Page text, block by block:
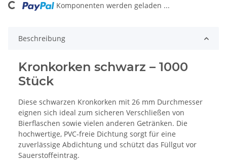
Komponenten werden geladen ...
Beschreibung
Kronkorken schwarz – 1000
Stück
Diese schwarzen Kronkorken mit 26 mm Durchmesser
eignen sich ideal zum sicheren Verschließen von
Bierflaschen sowie vielen anderen Getränken. Die
hochwertige, PVC-freie Dichtung sorgt für eine
zuverlässige Abdichtung und schützt das Füllgut vor
Sauerstoffeintrag.